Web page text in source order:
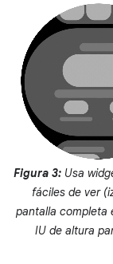
Figura 3: Usa
fáciles de ver
pantalla completa
IU de altura